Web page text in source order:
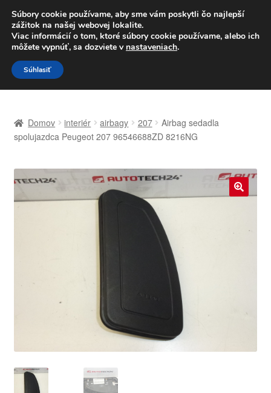
DOPRAVA od 6 EUR
Po–Pi 09:00–16:00 233 221 276
Preskočiť
na
navigáciu
Preskočiť
na
obsah
Celosvetová preprava
Kontakt
Obchodné podmienky
Platby
Domov interiér airbagy 207
Airbag sedadla
spolujazdca Peugeot 207 96546688ZD 8216NG
Súbory cookie používame, aby sme vám poskytli čo najlepší
zážitok na našej webovej lokalite.
Viac informácií o tom, ktoré súbory cookie používame, alebo ich
môžete vypnúť, sa dozviete v nastaveniach.
Súhlasiť